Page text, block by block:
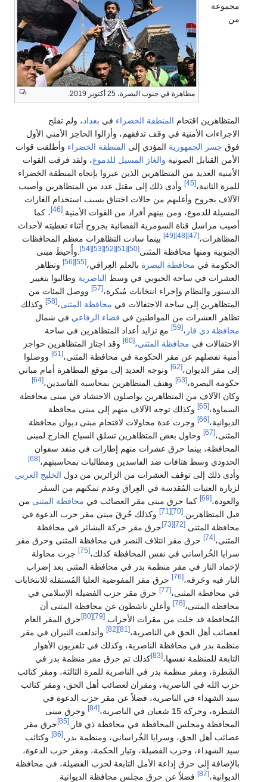
مظاهرة في جنوب البصرة، 25 أكتوبر 2019.
مجموعة
من
المتظاهرين اقتحام المنطقة الخضراء في بغداد، ولم تفلح
الاجراءات الأمنية في وقف تدفقهم، وأزالوا الحاجز الأمني الأول
فوق جسر الجمهورية المؤدي إلى المنطقة الخضراء وأطلقت قوات
الأمن القنابل الصوتية والغاز المسيل للدموع، ولقد فرقت القوات
الأمنية العديد من المتظاهرين الذين عبروا بإتجاه المنطقة الخضراء
للمرة الثانية،[45]
وأدى ذلك إلى مقتل عدد من المتظاهرين وأصيب
الآلاف بجروح وأغلبهم من حالات اختناق بسبب استخدام الغازات
المسيلة للدموع، ومن بينهم أفراد من القوات الأمنية.[46]
، كما
أصيب مراسل قناة السومرية الفضائية بجروح أثناء تغطيته لأحداث
المظاهرات،[47]
[48]
[49]
بينما سادت التظاهرات معظم المحافظات
الجنوبية ومنها محافظة المثنى[50]
[51]
[52]
[53]
[54]
.وأُحيطَ مبنى
الحكومة في محافظة البصرة بالعلم العِراقي،[55]
[56]
وتظاهر
العشرات في ساحة الحبوبي في وسط الناصرية وطالبوا بتغيير
الدستور والنظام وإجراء انتخابات مُبكرة،[57]
ووصل المئات من
المتظاهرين إلى ساحة الاحتفالات في محافظة المثنى،[58]
وكذلك
تظاهر العشرات من المواطنين في قضاء الرفاعي في شمال
محافظة ذي قار ،[59]
مع تزايد أعداد المتظاهرين في ساحة
الاحتفالات في محافظة المثنى،[60]
وقد اجتاز المتظاهرين حواجز
أمنية تفصلهم عن مقر الحكومة في محافظة المثنى،[61]
ووصلوا
إلى مقر الديوان،[62]
وتوجه العديد إلى موقع المظاهرة أمام مباني
حكومة البصرة،[63] وهتف المتظاهرين بمحاسبة الفاسدين،[64]
وكان الآلاف من المتظاهرين يواصلون الاحتشاد في مبنى محافظة
السماوة،[65]
وكذلك توجه الآلاف منهم إلى مبنى محافظة
الديوانية،[66]
وجرت عدة محاولات لاقتحام مبنى ديوان محافظة
المثنى،[67]
وحاول بعض المتظاهرين تسلق السياج الخارج لمبنى
المحافظة، بينما حرق عشرات منهم إطارات في منفذ سفوان
الحدودي وسط هتافات ضد الفاسدين ومطالبات بمحاسبتهم،[68]
وأدى ذلك إلى توقف العشرات من الزائرين من دول الخليج العربي
لزيارة العتبات المُقدسة في العِراق وعدم تمكنهم من السفر
والعودة،[69] كما حرق مبنى مقر العصائب في محافظة المثنى من
قبل المتظاهرين.[70]
[71]
وكذلك حُرِقَ مبنى مقر حزب الدعوة في
محافظة المثنى.[72]
[73]
حرق مقر حركة البشائر في محافظة
المثنى،[74]
حرق مقر ائتلاف النصر في محافظة المثنى وحرق مقر
سرايا الخُراساني في نفس المحافظة كذلك،[75]
جرت محاولة
لإخماد النار في مقر منظمة بدر في محافظة المثنى بعد إضراب
النار فيه وحَرقه،[76]
حرق مقر المفوضية العليا المُستقلة للانتخابات
في محافظة المثنى،[77]
حرق مقر حزب الفضيلة الإسلامي في
محافظة المثنى،[78]
وأعلن ناشطون عن محافظة المثنى أن
المُحافظة قد خلت من مقرات الأحزاب.[79]
[80]
حرق المقر العام
لعصائب أهل الحق في الناصرية،[81]
[82]
وأندلعت النيران في مقر
منظمة بدر في محافظة الناصرية، وكذلك في تلفزيون الأهوار
التابعة للمنظمة نفسها،[83]
كذلك تم حرق مقر منظمة بدر في
الشَطرة، ومقر منظمة بدر في الناصرية للمرة الثالثة، ومقر كتائب
حزب الله في الناصرية، ومقران لعصائب أهل الحق، ومقر كتائب
سيد الشهداء في الناصرية، فضلاً عن مقر حزب الدعوة في
الشطرة، وحركة 15 شعبان في الناصرية،
[84]
وحرق مبنى
المحافظة ومجلس المحافظة في محافظة ذي قار.[85]
حرق مقر
عصائب أهل الحق، وسرايا الخُراساني، ومنظمة بدر،[86]
وكتائب
سيد الشهداء، وحزب الفضيلة، وتيار الحكمة، ومقر حزب الدعوة،
بالإضافة إلى حرق إذاعة الأمل التابعة لحزب الفضيلة، في محافظة
الديوانية،[87]
فضلاً عن حرق مجلس محافظة الديوانية